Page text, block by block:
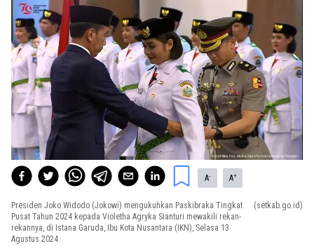
A- A+
Presiden Joko Widodo (Jokowi) mengukuhkan Paskibraka Tingkat
Pusat Tahun 2024 kepada Violetha Agryka Sianturi mewakili rekan-
rekannya, di Istana Garuda, Ibu Kota Nusantara (IKN), Selasa 13
Agustus 2024.
(setkab.go.id)